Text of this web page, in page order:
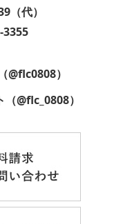
（代）
3355
@flc0808）
@flc_0808）